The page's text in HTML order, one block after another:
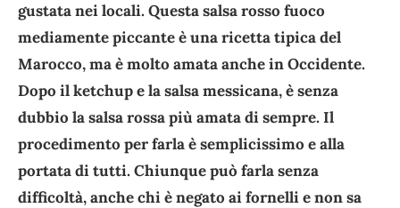
gustata nei locali. Questa salsa rosso fuoco
mediamente piccante è una ricetta tipica del
Marocco, ma è molto amata anche in Occidente.
Dopo il ketchup e la salsa messicana, è senza
dubbio la salsa rossa più amata di sempre. Il
procedimento per farla è semplicissimo e alla
portata di tutti. Chiunque può farla senza
difficoltà, anche chi è negato ai fornelli e non sa